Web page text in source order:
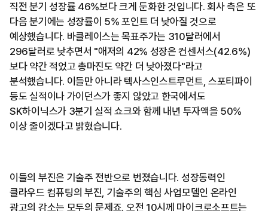
직전 분기 성장률 46%보다 크게 둔화한 것입니다. 회사 측은 또
다음 분기에는 성장률이 5% 포인트 더 낮아질 것으로
예상했습니다. 바클레이스는 목표주가는 310달러에서
296달러로 낮추면서 "애저의 42% 성장은 컨센서스(42.6%)
보다 약간 적었고 총마진도 약간 더 낮아졌다"라고
분석했습니다. 이들만 아니라 텍사스인스트루먼트, 스포티파이
등도 실적이나 가이던스가 좋지 않았고 한국에서도
SK하이닉스가 3분기 실적 쇼크와 함께 내년 투자액을 50%
이상 줄이겠다고 밝혔습니다.
이들의 부진은 기술주 전반으로 번졌습니다. 성장동력인
클라우드 컴퓨팅의 부진, 기술주의 핵심 사업모델인 온라인
광고의 감소는 모두의 문제죠. 오전 10시께 마이크로소프트는